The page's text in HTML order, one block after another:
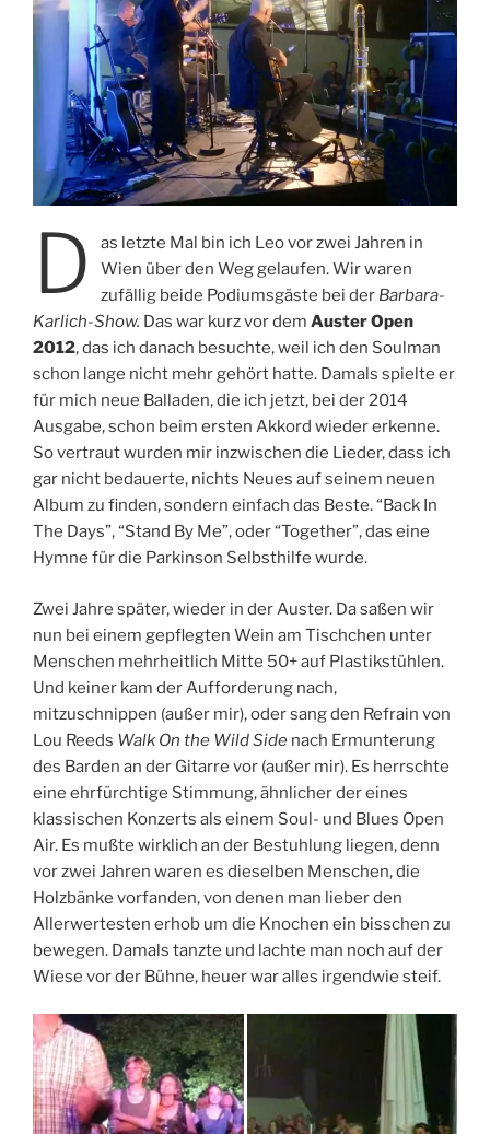
D
as letzte Mal bin ich Leo vor zwei Jahren in
Wien über den Weg gelaufen. Wir waren
zufällig beide Podiumsgäste bei der Barbara-
Karlich-Show. Das war kurz vor dem Auster Open
2012, das ich danach besuchte, weil ich den Soulman
schon lange nicht mehr gehört hatte. Damals spielte er
für mich neue Balladen, die ich jetzt, bei der 2014
Ausgabe, schon beim ersten Akkord wieder erkenne.
So vertraut wurden mir inzwischen die Lieder, dass ich
gar nicht bedauerte, nichts Neues auf seinem neuen
Album zu finden, sondern einfach das Beste. “Back In
The Days”, “Stand By Me”, oder “Together”, das eine
Hymne für die Parkinson Selbsthilfe wurde.
Zwei Jahre später, wieder in der Auster. Da saßen wir
nun bei einem gepflegten Wein am Tischchen unter
Menschen mehrheitlich Mitte 50+ auf Plastikstühlen.
Und keiner kam der Aufforderung nach,
mitzuschnippen (außer mir), oder sang den Refrain von
Lou Reeds Walk On the Wild Side nach Ermunterung
des Barden an der Gitarre vor (außer mir). Es herrschte
eine ehrfürchtige Stimmung, ähnlicher der eines
klassischen Konzerts als einem Soul- und Blues Open
Air. Es mußte wirklich an der Bestuhlung liegen, denn
vor zwei Jahren waren es dieselben Menschen, die
Holzbänke vorfanden, von denen man lieber den
Allerwertesten erhob um die Knochen ein bisschen zu
bewegen. Damals tanzte und lachte man noch auf der
Wiese vor der Bühne, heuer war alles irgendwie steif.